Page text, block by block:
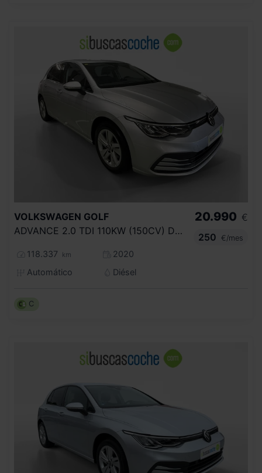
VOLKSWAGEN GOLF
ADVANCE 2.0 TDI 110KW (150CV) DSG
118.337 km
2020
Automático
Diésel
20.990 €
250
€/mes
C